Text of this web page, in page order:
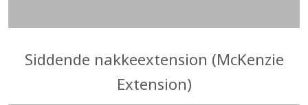
Siddende nakkeextension (McKenzie
Extension)